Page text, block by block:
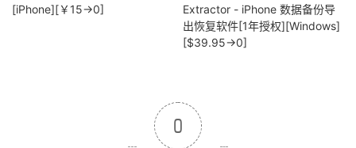
[iPhone][￥15→0]
Extractor - iPhone 数据备份导
出恢复软件[1年授权][Windows]
[$39.95→0]
0